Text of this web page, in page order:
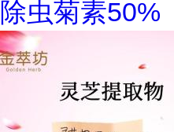
除虫菊素50%